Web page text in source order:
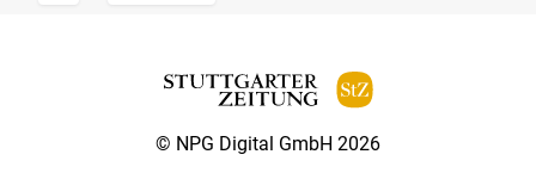
© NPG Digital GmbH 2026